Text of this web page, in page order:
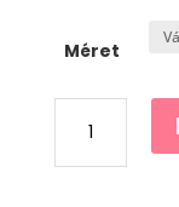
Méret
Mintás
Tunika